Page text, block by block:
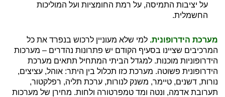
על יציבות התמיסה, על רמת החומציות ועל המוליכות
החשמלית.
מערכת הידרופונית. למי שלא מעוניין לרכוש בנפרד את כל
המרכיבים שציינו בסעיף הקודם יש פתרונות נהדרים – מערכות
הידרופוניות מוכנות. למגדל הביתי המתחיל תתאים מערכת
הידרופונית פשוטה. מערכת כזו תכלול בין היתר: אוהל, עציצים,
נורות, דשנים, טיימר, משנק לנורות, ערכת תליה, רפלקטור,
תערובת אדמה, ונטה ומד טמפרטורה ולחות. מחירן של מערכות